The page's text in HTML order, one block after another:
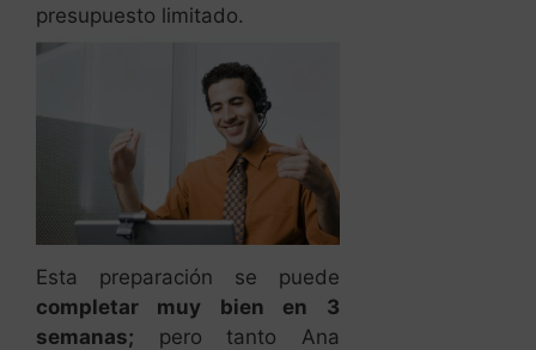
presupuesto limitado.
Esta preparación se puede
completar muy bien en 3
semanas; pero tanto Ana